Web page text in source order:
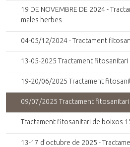
19 DE NOVEMBRE DE 2024 -
males herbes
04-05/12/2024 - Tractament
13-05-2025 Tractament fitosanitari
19-20/06/2025 Tractament
09/07/2025 Tractament
Tractament fitosanitari de boixos
13-17 d'octubre de 2025 -